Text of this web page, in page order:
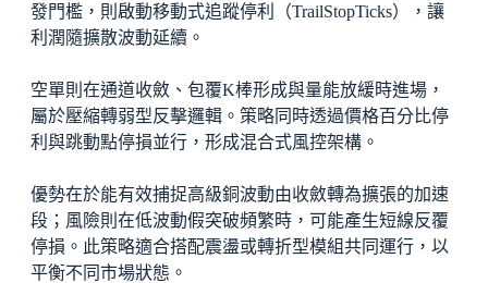
發門檻，則啟動移動式追蹤停利（TrailStopTicks），讓
利潤隨擴散波動延續。
空單則在通道收斂、包覆K棒形成與量能放緩時進場，
屬於壓縮轉弱型反擊邏輯。策略同時透過價格百分比停
利與跳動點停損並行，形成混合式風控架構。
優勢在於能有效捕捉高級銅波動由收斂轉為擴張的加速
段；風險則在低波動假突破頻繁時，可能產生短線反覆
停損。此策略適合搭配震盪或轉折型模組共同運行，以
平衡不同市場狀態。